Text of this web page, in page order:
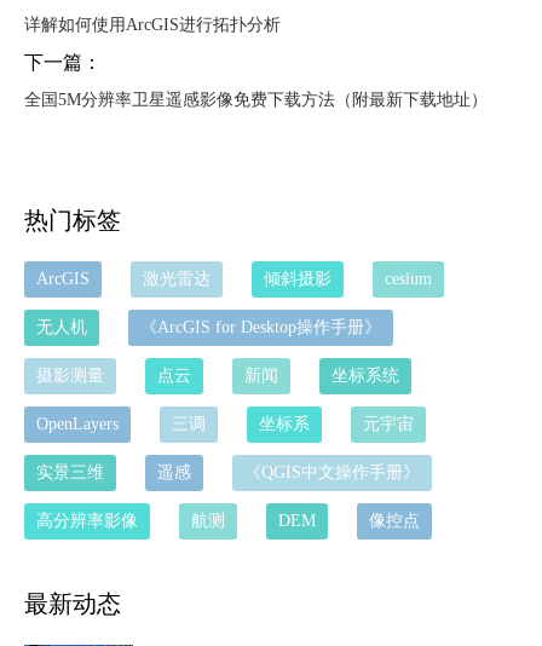
详解如何使用ArcGIS进行拓扑分析
下一篇：
全国5M分辨率卫星遥感影像免费下载方法（附最新下载地址）
热门标签
ArcGIS 激光雷达 倾斜摄影 cesium
无人机 《ArcGIS for Desktop操作手册》
摄影测量 点云 新闻 坐标系统
OpenLayers 三调 坐标系 元宇宙
实景三维 遥感 《QGIS中文操作手册》
高分辨率影像 航测 DEM 像控点
最新动态